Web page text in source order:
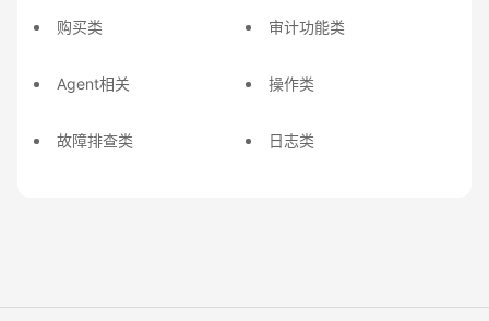
购买类 审计功能类
Agent相关 操作类
故障排查类 日志类